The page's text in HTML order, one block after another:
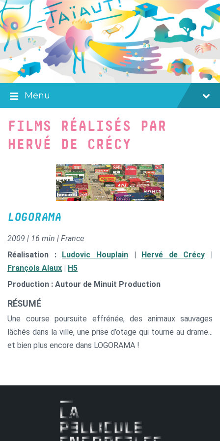
Skip
to
content
Skip
to
main
navigation
Skip
to
footer
Menu
FILMS RÉALISÉS PAR
HERVÉ DE CRÉCY
LOGORAMA
2009 | 16 min | France
Réalisation :
Ludovic Houplain| Hervé de Crécy
François Alaux
H5
Production : Autour de Minuit Production
RÉSUMÉ
Une course poursuite effrénée, des animaux sauvages
lâchés dans la ville, une prise d’otage qui tourne au drame...
et bien plus encore dans LOGORAMA !